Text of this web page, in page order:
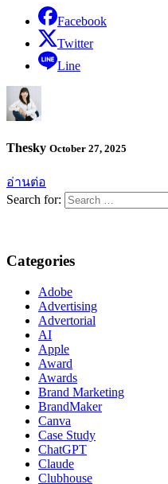
Facebook
Twitter
Line
Thesky October 27, 2025
อ่านต่อ
Search for:
Categories
Adobe
Advertising
Advertorial
AI
Apple
Award
Awards
Brand Marketing
BrandMaker
Canva
Case Study
ChatGPT
Claude
Clubhouse